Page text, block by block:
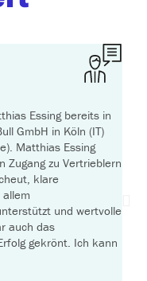
Essing bereits in
GmbH in Köln (IT)
Matthias Essing
Zugang zu Vertrieblern
kla­re
und wert­vol­le
auch das
gekrönt. Ich kann